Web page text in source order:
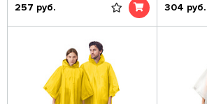
257 руб. 304 руб.